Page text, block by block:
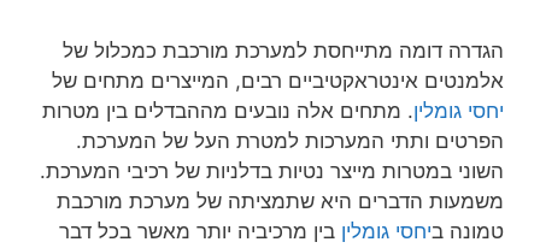
הגדרה דומה מתייחסת למערכת מורכבת כמכלול של
אלמנטים אינטראקטיביים רבים, המייצרים מתחים של
יחסי גומלין. מתחים אלה נובעים מההבדלים בין מטרות
הפרטים ותתי המערכות למטרת העל של המערכת.
השוני במטרות מייצר נטיות בדלניות של רכיבי המערכת.
משמעות הדברים היא שתמציתה של מערכת מורכבת
טמונה ביחסי גומלין בין מרכיביה יותר מאשר בכל דבר